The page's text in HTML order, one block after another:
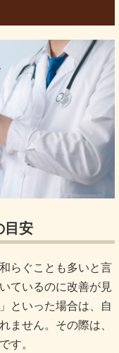
目安
らぐことも多いと言
ているのに改善が見
といった場合は、自
ません。その際は、
す。